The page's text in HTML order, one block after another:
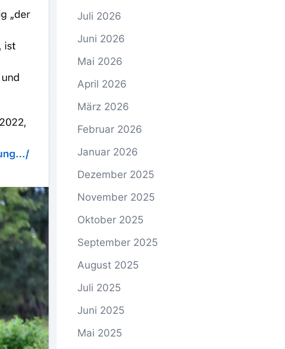
Juli 2026
Juni 2026
Mai 2026
April 2026
März 2026
Februar 2026
Januar 2026
Dezember 2025
November 2025
Oktober 2025
September 2025
August 2025
Juli 2025
Juni 2025
Mai 2025